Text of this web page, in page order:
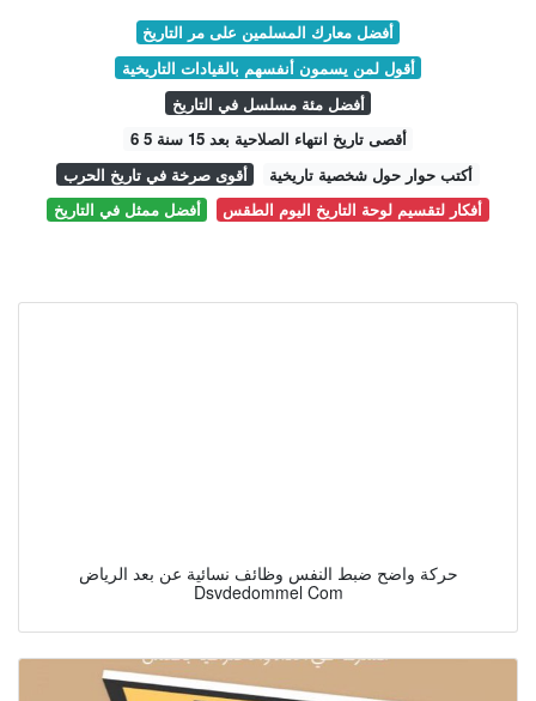
أفضل معارك المسلمين على مر التاريخ
أقول لمن يسمون أنفسهم بالقيادات التاريخية
أفضل مئة مسلسل في التاريخ
أقصى تاريخ انتهاء الصلاحية بعد 15 سنة 5 6
أقوى صرخة في تاريخ الحرب
أكتب حوار حول شخصية تاريخية
أفضل ممثل في التاريخ
أفكار لتقسيم لوحة التاريخ اليوم الطقس
حركة واضح ضبط النفس وظائف نسائية عن بعد الرياض
Dsvdedommel Com